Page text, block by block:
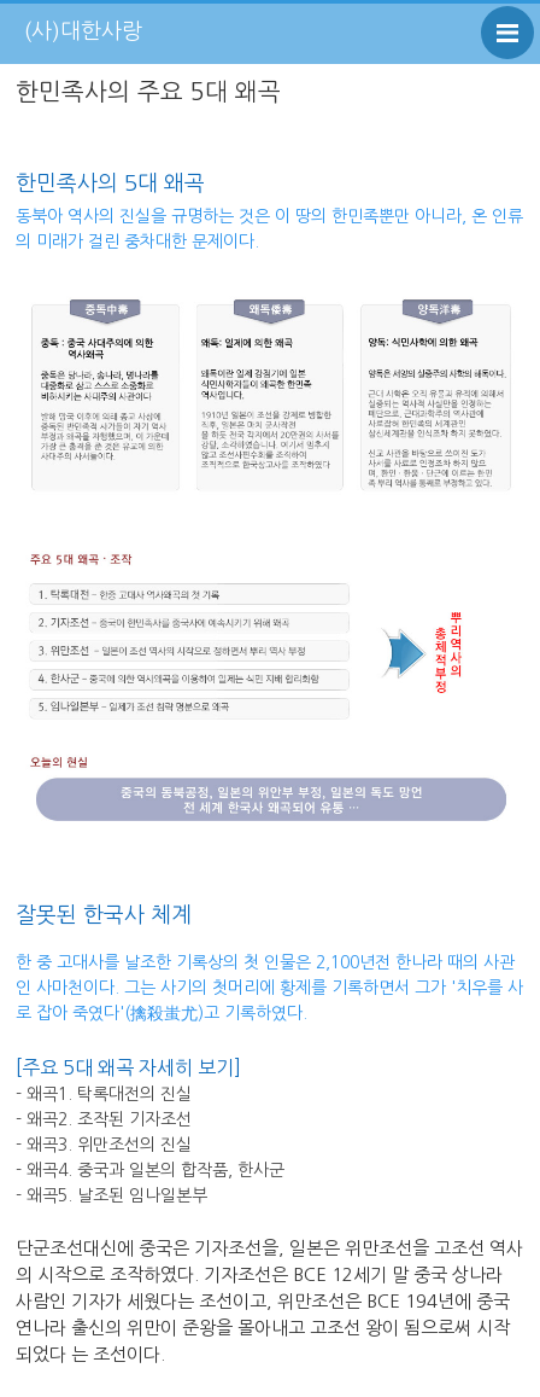
(사)대한사랑
한민족사의 주요 5대 왜곡
한민족사의 5대 왜곡
동북아 역사의 진실을 규명하는 것은 이 땅의 한민족뿐만 아니라, 온 인류
의 미래가 걸린 중차대한 문제이다.
잘못된 한국사 체계
한 중 고대사를 날조한 기록상의 첫 인물은 2,100년전 한나라 때의 사관
인 사마천이다. 그는 사기의 첫머리에 황제를 기록하면서 그가 '치우를 사
로 잡아 죽였다'(擒殺蚩尤)고 기록하였다.
[주요 5대 왜곡 자세히 보기]
- 왜곡1. 탁록대전의 진실
- 왜곡2. 조작된 기자조선
- 왜곡3. 위만조선의 진실
- 왜곡4. 중국과 일본의 합작품, 한사군
- 왜곡5. 날조된 임나일본부
단군조선대신에 중국은 기자조선을, 일본은 위만조선을 고조선 역사
의 시작으로 조작하였다. 기자조선은 BCE 12세기 말 중국 상나라
사람인 기자가 세웠다는 조선이고, 위만조선은 BCE 194년에 중국
연나라 출신의 위만이 준왕을 몰아내고 고조선 왕이 됨으로써 시작
되었다 는 조선이다.